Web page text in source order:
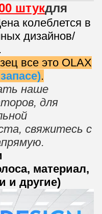
штукдля
колеблется в
дизайнов/
все это OLAX
.
наше
для
свяжитесь с
материал,
и другие)